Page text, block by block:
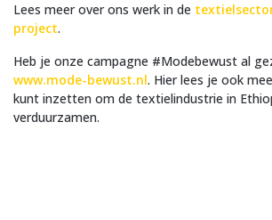
Lees meer over ons werk in de
project.
Heb je onze campagne #Modebewust al
www.mode-bewust.nl. Hier lees je ook
kunt inzetten om de textielindustrie in
verduurzamen.